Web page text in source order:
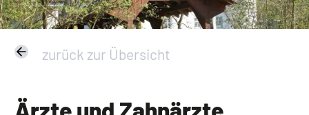
zurück zur Übersicht